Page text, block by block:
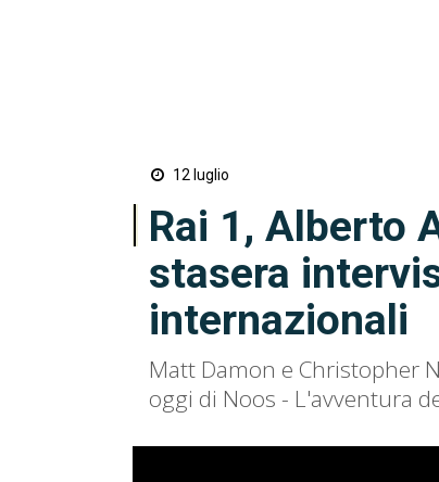
12 luglio
Rai 1, Alberto
stasera
internazionali
Matt Damon e Christopher
oggi di Noos - L'avventura